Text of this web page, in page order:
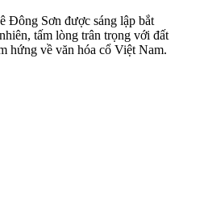
Đông Sơn được sáng lập bắt
tấm lòng trân trọng với đất
hứng về văn hóa cổ Việt Nam.